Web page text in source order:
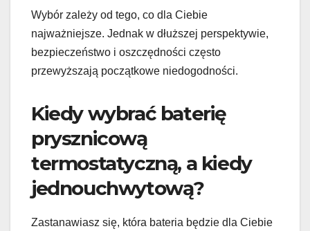
Wybór zależy od tego, co dla Ciebie
najważniejsze. Jednak w dłuższej perspektywie,
bezpieczeństwo i oszczędności często
przewyższają początkowe niedogodności.
Kiedy wybrać baterię
prysznicową
termostatyczną, a kiedy
jednouchwytową?
Zastanawiasz się, która bateria będzie dla Ciebie